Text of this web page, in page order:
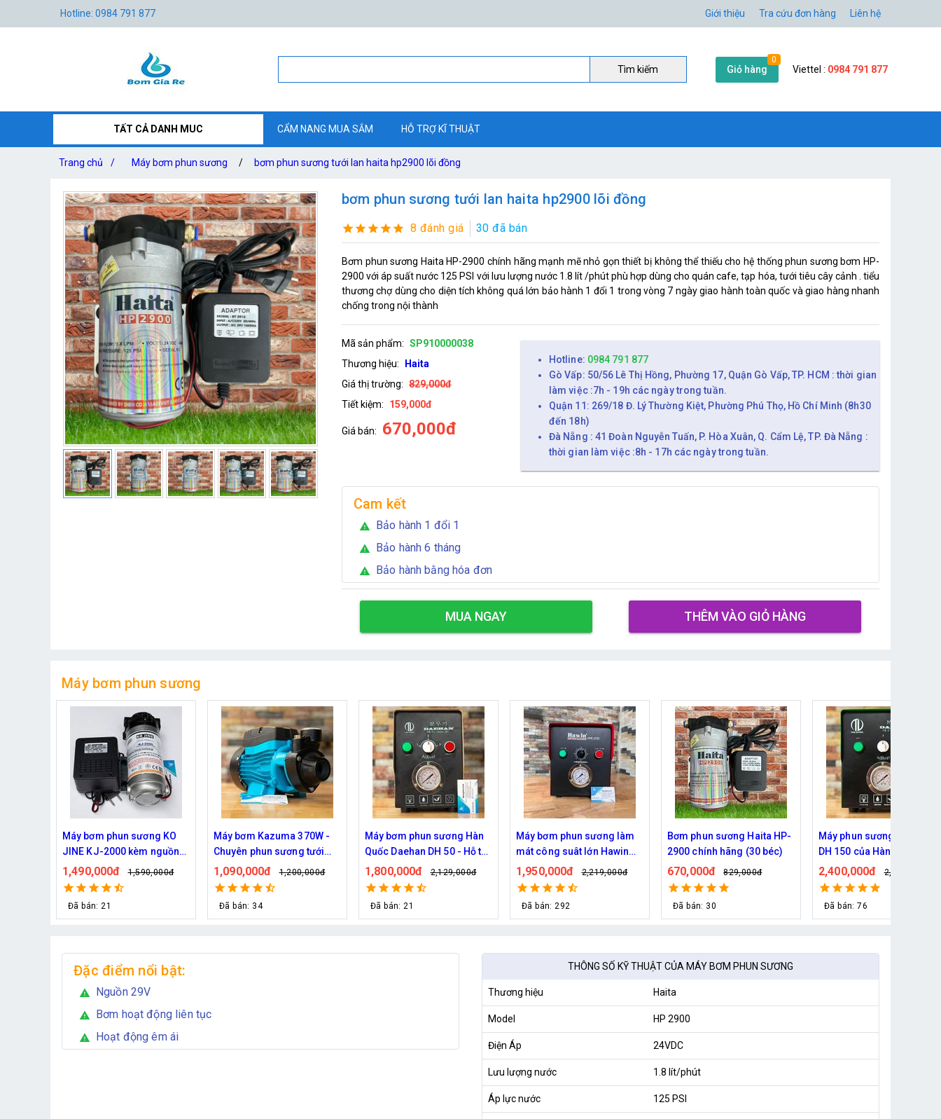
Hotline: 0984 791 877 Giới thiệu Tra cứu đơn hàng Liên hệ
Tìm kiếm Giỏ hàng
0
Viettel : 0984 791 877
TẤT CẢ DANH MUC CẨM NANG MUA SẮM HỖ TRỢ KĨ THUẬT
Trang chủ / Máy bơm phun sương / bơm phun sương tưới lan haita hp2900 lõi đồng
bơm phun sương tưới lan haita hp2900 lõi đồng
8 đánh giá 30 đã bán
Bơm phun sương Haita HP-2900 chính hãng mạnh mẽ nhỏ gọn thiết bị không thể thiếu cho hệ thống phun sương bơm HP-
2900 với áp suất nước 125 PSI với lưu lượng nước 1.8 lít /phút phù hợp dùng cho quán cafe, tạp hóa, tưới tiêu cây cảnh . tiểu
thương chợ dùng cho diện tích không quá lớn bảo hành 1 đổi 1 trong vòng 7 ngày giao hành toàn quốc và giao hàng nhanh
chống trong nội thành
Mã sản phẩm: SP910000038
Thương hiệu:
Haita
Giá thị trường: 829,000đ
Tiết kiệm:
159,000đ
Giá bán: 670,000đ
Hotline: 0984 791 877
Gò Vấp: 50/56 Lê Thị Hồng, Phường 17, Quận Gò Vấp, TP. HCM : thời gian
làm việc :7h - 19h các ngày trong tuần.
Quận 11: 269/18 Đ. Lý Thường Kiệt, Phường Phú Thọ, Hồ Chí Minh (8h30
đến 18h)
Đà Nẵng : 41 Đoàn Nguyễn Tuấn, P. Hòa Xuân, Q. Cẩm Lệ, TP. Đà Nẵng :
thời gian làm việc :8h - 17h các ngày trong tuần.
Cam kết
warning Bảo hành 1 đổi 1
warning Bảo hành 6 tháng
warning Bảo hành bằng hóa đơn
MUA NGAY THÊM VÀO GIỎ HÀNG
Máy bơm phun sương
Máy bơm Kazuma 370W -
Chuyên phun sương tưới
cây
1,090,000đ 1,200,000đ
Đã bán: 34
Máy bơm phun sương Hàn
Quốc Daehan DH 50 - Hỗ trợ
từ 30 đến 50 béc phun
1,800,000đ 2,129,000đ
Đã bán: 21
Máy bơm phun sương làm
mát công suât lớn Hawin
FOG-2703 hỗ trợ 70 đầu
phun
1,950,000đ 2,219,000đ
Đã bán: 292
Bơm phun sương Haita HP-
2900 chính hãng (30 béc)
670,000đ 829,000đ
Đã bán: 30
Máy phun sương Daehan
DH 150 của Hàn Quốc
2,400,000đ 2,790,000đ
Đã bán: 76
Bơm phun sương Daehan
DH 6017 hỗ trợ từ 5 - 20
690,000đ 800,000đ
Đã bán: 80
Đặc điểm nổi bật:
warning Nguồn 29V
warning Bơm hoạt động liên tục
warning Hoạt động êm ái
THÔNG SỐ KỸ THUẬT CỦA MÁY BƠM PHUN SƯƠNG
Thương hiệu Haita
Model HP 2900
Điện Áp 24VDC
Lưu lượng nước 1.8 lít/phút
Áp lực nước 125 PSI